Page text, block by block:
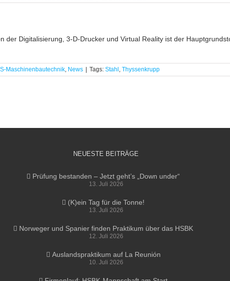
der Digitalisierung, 3-D-Drucker und Virtual Reality ist der
Maschinenbautechnik, News Tags: Stahl , Thyssenkrupp
NEUESTE BEITRÄGE
Prüfung bestanden – Jetzt geht’s „Down under“
13. Juli 2026
(K)ein Tag für die Tonne!
13. Juli 2026
Norweger und Spanier finden Praktikum über das HSBK
12. Juli 2026
Auslandspraktikum auf La Reunión
10. Juli 2026